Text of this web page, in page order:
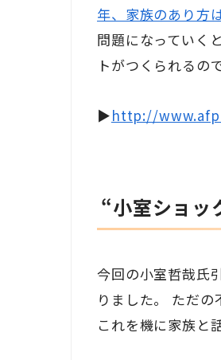
年、家族のあり方
問題になっていく
トがつくられるの
▶http://
“小室ショッ
今回の小室哲哉氏
りました。 ただの
これを機に家族と